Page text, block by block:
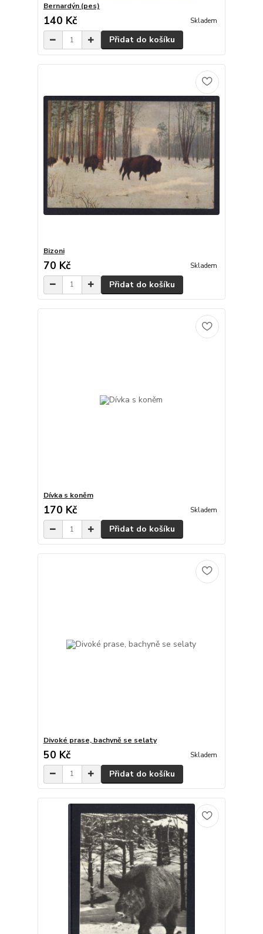
Bernardýn (pes)
140 Kč Skladem
Přidat do košíku
Bizoni
70 Kč Skladem
Přidat do košíku
Dívka s koněm
170 Kč Skladem
Přidat do košíku
Divoké prase, bachyně se selaty
50 Kč Skladem
Přidat do košíku